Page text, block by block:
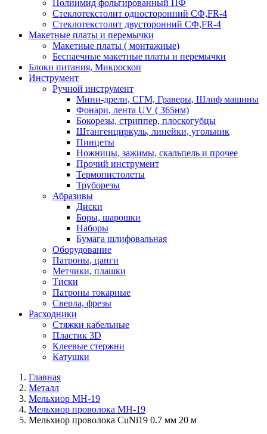
Полиимид фольгированный ПФ
Стеклотекстолит односторонний CФ,FR-4
Стеклотекстолит двусторонний СФ,FR-4
Макетные платы и перемычки
Макетные платы ( монтажные)
Беспаечные макетные платы и перемычки
Блоки питания, Микроскоп
Инструмент
Ручной инструмент
Мини-дрели, СГМ, Граверы, Шлиф машины
Фонари, лента UV ( 365нм)
Бокорезы, cтриппер, плоскогубцы
Штангенциркуль, линейки, угольник
Пинцеты
Ножницы, зажимы, скальпель и прочее
Прочий инструмент
Термопистолеты
Труборезы
Абразивы
Диски
Боры, шарошки
Наборы
Бумага шлифовальная
Оборудование
Патроны, цанги
Метчики, плашки
Тиски
Патроны токарные
Сверла, фрезы
Расходники
Стяжки кабельные
Пластик 3D
Клеевые стержни
Катушки
Главная
Металл
Мельхиор МН-19
Мельхиор проволока МН-19
Мельхиор проволока CuNi19 0.7 мм 20 м